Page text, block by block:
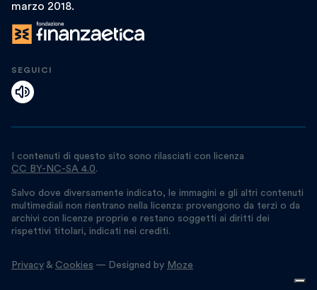
marzo 2018.
SEGUICI
I contenuti di questo sito sono rilasciati con licenza
CC BY-NC-SA 4.0.
Salvo dove diversamente indicato, le immagini e gli altri contenuti
multimediali non rientrano nella licenza: provengono da terzi o da
archivi con licenze proprie e restano soggetti ai diritti dei
rispettivi titolari, indicati nei crediti.
Privacy & Cookies — Designed by Moze